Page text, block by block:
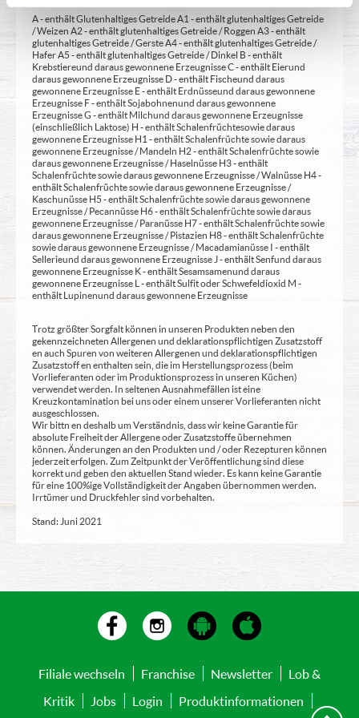
A - enthält Glutenhaltiges Getreide A1 - enthält glutenhaltiges Getreide
/ Weizen A2 - enthält glutenhaltiges Getreide / Roggen A3 - enthält
glutenhaltiges Getreide / Gerste A4 - enthält glutenhaltiges Getreide /
Hafer A5 - enthält glutenhaltiges Getreide / Dinkel B - enthält
Krebstiere und daraus gewonnene Erzeugnisse C - enthält Eier und
daraus gewonnene Erzeugnisse D - enthält Fische und daraus
gewonnene Erzeugnisse E - enthält Erdnüsse und daraus gewonnene
Erzeugnisse F - enthält Sojabohnen und daraus gewonnene
Erzeugnisse G - enthält Milch und daraus gewonnene Erzeugnisse
(einschließlich Laktose) H - enthält Schalenfrüchte sowie daraus
gewonnene Erzeugnisse H1 - enthält Schalenfrüchte sowie daraus
gewonnene Erzeugnisse / Mandeln H2 - enthält Schalenfrüchte sowie
daraus gewonnene Erzeugnisse / Haselnüsse H3 - enthält
Schalenfrüchte sowie daraus gewonnene Erzeugnisse / Walnüsse H4 -
enthält Schalenfrüchte sowie daraus gewonnene Erzeugnisse /
Kaschunüsse H5 - enthält Schalenfrüchte sowie daraus gewonnene
Erzeugnisse / Pecannüsse H6 - enthält Schalenfrüchte sowie daraus
gewonnene Erzeugnisse / Paranüsse H7 - enthält Schalenfrüchte sowie
daraus gewonnene Erzeugnisse / Pistazien H8 - enthält Schalenfrüchte
sowie daraus gewonnene Erzeugnisse / Macadamianüsse I - enthält
Sellerie und daraus gewonnene Erzeugnisse J - enthält Senf und daraus
gewonnene Erzeugnisse K - enthält Sesamsamen und daraus
gewonnene Erzeugnisse L - enthält Sulfit oder Schwefeldioxid M -
enthält Lupinen und daraus gewonnene Erzeugnisse
Trotz größter Sorgfalt können in unseren Produkten neben den
gekennzeichneten Allergenen und deklarationspflichtigen Zusatzstoff
en auch Spuren von weiteren Allergenen und deklarationspflichtigen
Zusatzstoff en enthalten sein, die im Herstellungsprozess (beim
Vorlieferanten oder im Produktionsprozess in unseren Küchen)
verwendet werden. In seltenen Ausnahmefällen ist eine
Kreuzkontamination bei uns oder einem unserer Vorlieferanten nicht
ausgeschlossen.
Wir bittn en deshalb um Verständnis, dass wir keine Garantie für
absolute Freiheit der Allergene oder Zusatzstoffe übernehmen
können. Änderungen an den Produkten und / oder Rezepturen können
jederzeit erfolgen. Zum Zeitpunkt der Veröffentlichung sind diese
korrekt und geben den aktuellen Stand wieder. Es kann keine Garantie
für eine 100%ige Vollständigkeit der Angaben übernommen werden.
Irrtümer und Druckfehler sind vorbehalten.
Stand: Juni 2021
Filiale wechseln Franchise Newsletter
Lob &
Kritik
Jobs Login Produktinformationen